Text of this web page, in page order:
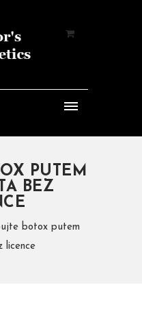
PUTEM
BEZ
botox putem
licence